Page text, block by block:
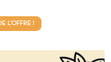
L’OFFRE !